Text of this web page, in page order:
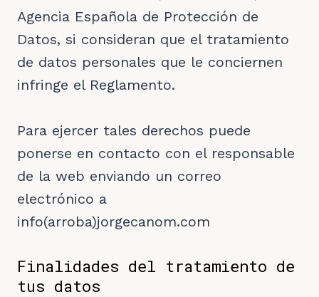
Agencia Española de Protección de
Datos, si consideran que el tratamiento
de datos personales que le conciernen
infringe el Reglamento.
Para ejercer tales derechos puede
ponerse en contacto con el responsable
de la web enviando un correo
electrónico a
info(arroba)jorgecanom.com
Finalidades del tratamiento de
tus datos